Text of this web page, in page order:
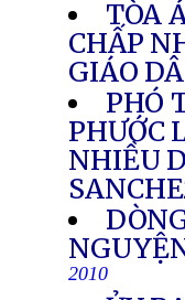
TÒA
CHẤP
GIÁO
PHÓ
PHƯỚC
NHIỀU
2010